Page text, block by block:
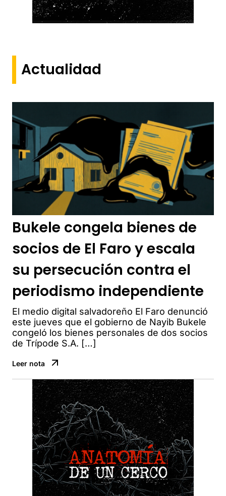
Actualidad
Bukele congela bienes de
socios de El Faro y escala
su persecución contra el
periodismo independiente
El medio digital salvadoreño El Faro denunció
este jueves que el gobierno de Nayib Bukele
congeló los bienes personales de dos socios
de Trípode S.A. […]
Leer nota